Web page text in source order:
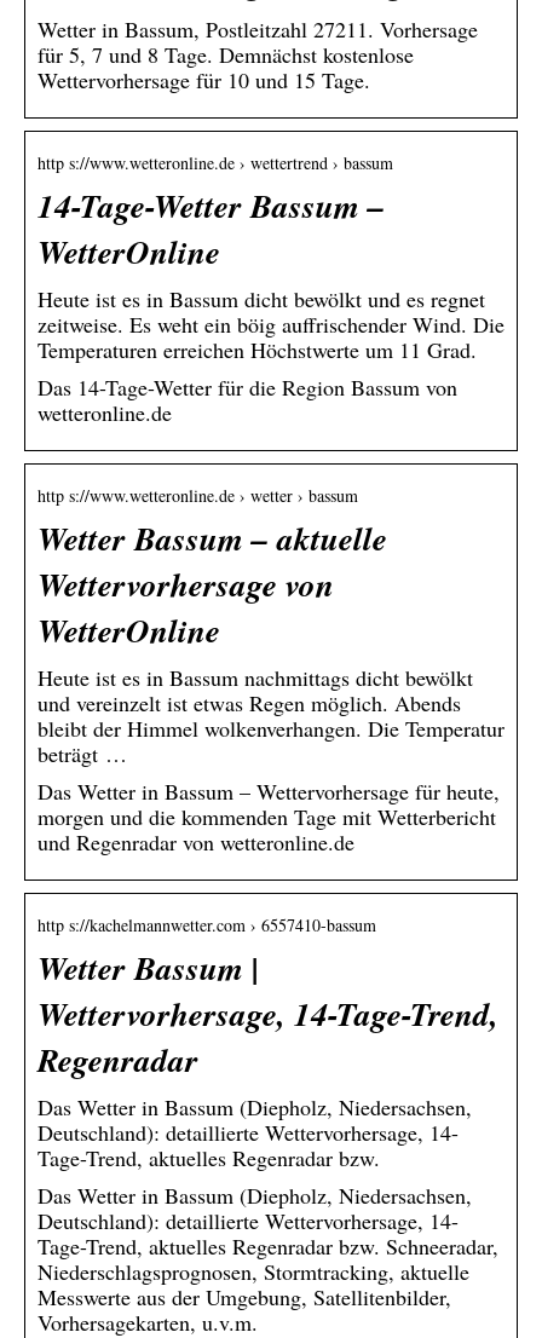
Wetter in Bassum, Postleitzahl 27211. Vorhersage
für 5, 7 und 8 Tage. Demnächst kostenlose
Wettervorhersage für 10 und 15 Tage.
http s://www.wetteronline.de › wettertrend › bassum
14-Tage-Wetter Bassum –
WetterOnline
Heute ist es in Bassum dicht bewölkt und es regnet
zeitweise. Es weht ein böig auffrischender Wind. Die
Temperaturen erreichen Höchstwerte um 11 Grad.
Das 14-Tage-Wetter für die Region Bassum von
wetteronline.de
http s://www.wetteronline.de › wetter › bassum
Wetter Bassum – aktuelle
Wettervorhersage von
WetterOnline
Heute ist es in Bassum nachmittags dicht bewölkt
und vereinzelt ist etwas Regen möglich. Abends
bleibt der Himmel wolkenverhangen. Die Temperatur
beträgt …
Das Wetter in Bassum – Wettervorhersage für heute,
morgen und die kommenden Tage mit Wetterbericht
und Regenradar von wetteronline.de
http s://kachelmannwetter.com › 6557410-bassum
Wetter Bassum |
Wettervorhersage, 14-Tage-Trend,
Regenradar
Das Wetter in Bassum (Diepholz, Niedersachsen,
Deutschland): detaillierte Wettervorhersage, 14-
Tage-Trend, aktuelles Regenradar bzw.
Das Wetter in Bassum (Diepholz, Niedersachsen,
Deutschland): detaillierte Wettervorhersage, 14-
Tage-Trend, aktuelles Regenradar bzw. Schneeradar,
Niederschlagsprognosen, Stormtracking, aktuelle
Messwerte aus der Umgebung, Satellitenbilder,
Vorhersagekarten, u.v.m.